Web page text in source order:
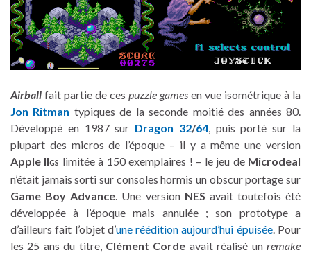
Airball fait partie de ces puzzle games en vue isométrique à la
Jon Ritman typiques de la seconde moitié des années 80.
Développé en 1987 sur Dragon 32/64, puis porté sur la
plupart des micros de l’époque – il y a même une version
Apple IIGS limitée à 150 exemplaires ! – le jeu de Microdeal
n’était jamais sorti sur consoles hormis un obscur portage sur
Game Boy Advance. Une version NES avait toutefois été
développée à l’époque mais annulée ; son prototype a
d’ailleurs fait l’objet d’une réédition aujourd’hui épuisée. Pour
les 25 ans du titre, Clément Corde avait réalisé unremake